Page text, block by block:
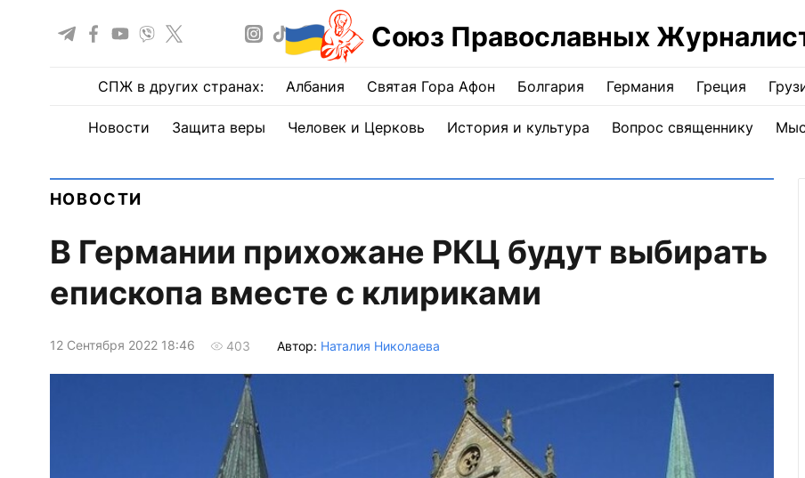
Союз Православных
СПЖ в других странах: Албания Святая Гора Афон Болгария Германия Греция
Новости Защита веры Человек и Церковь История и культура Вопрос священнику
НОВОСТИ
В Германии прихожане РКЦ будут выбирать
епископа вместе с клириками
12 Сентября 2022 18:46 403 Автор: Наталия Николаева